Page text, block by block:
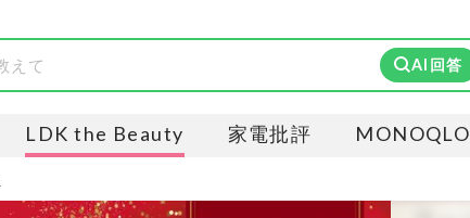
AI回答
LDK the Beauty 家電批評 MONOQLO